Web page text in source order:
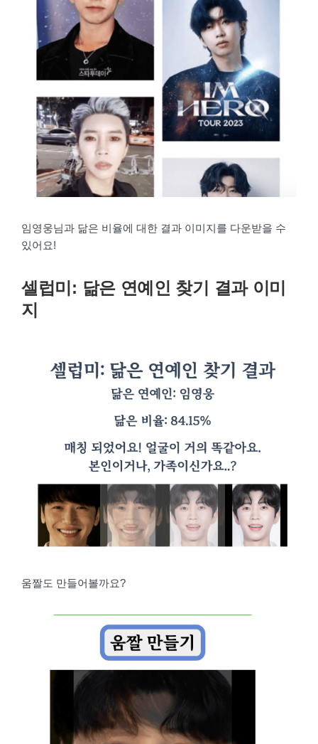
임영웅님과 닮은 비율에 대한 결과 이미지를 다운받을 수
있어요!
셀럽미: 닮은 연예인 찾기 결과 이미
지
움짤도 만들어볼까요?